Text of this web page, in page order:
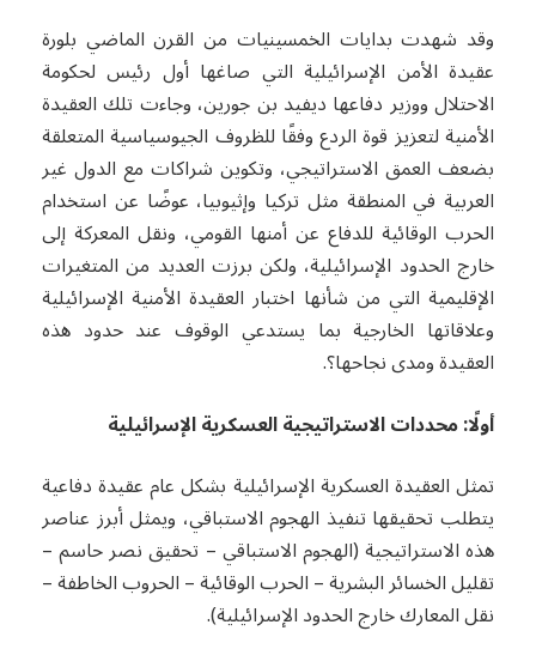
وقد شهدت بدايات الخمسينيات من القرن الماضي بلورة
عقيدة الأمن الإسرائيلية التي صاغها أول رئيس لحكومة
الاحتلال ووزير دفاعها ديفيد بن جورين، وجاءت تلك العقيدة
الأمنية لتعزيز قوة الردع وفقًا للظروف الجيوسياسية المتعلقة
بضعف العمق الاستراتيجي، وتكوين شراكات مع الدول غير
العربية في المنطقة مثل تركيا وإثيوبيا، عوضًا عن استخدام
الحرب الوقائية للدفاع عن أمنها القومي، ونقل المعركة إلى
خارج الحدود الإسرائيلية، ولكن برزت العديد من المتغيرات
الإقليمية التي من شأنها اختبار العقيدة الأمنية الإسرائيلية
وعلاقاتها الخارجية بما يستدعي الوقوف عند حدود هذه
العقيدة ومدى نجاحها؟.
أولًا: محددات الاستراتيجية العسكرية الإسرائيلية
تمثل العقيدة العسكرية الإسرائيلية بشكل عام عقيدة دفاعية
يتطلب تحقيقها تنفيذ الهجوم الاستباقي، ويمثل أبرز عناصر
هذه الاستراتيجية (الهجوم الاستباقي – تحقيق نصر حاسم –
تقليل الخسائر البشرية – الحرب الوقائية – الحروب الخاطفة –
نقل المعارك خارج الحدود الإسرائيلية).